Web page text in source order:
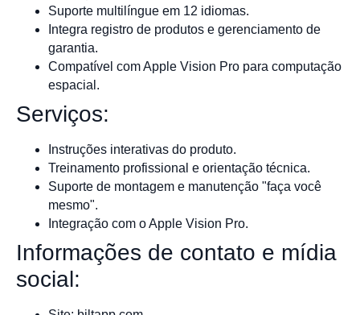
Suporte multilíngue em 12 idiomas.
Integra registro de produtos e gerenciamento de
garantia.
Compatível com Apple Vision Pro para computação
espacial.
Serviços:
Instruções interativas do produto.
Treinamento profissional e orientação técnica.
Suporte de montagem e manutenção "faça você
mesmo".
Integração com o Apple Vision Pro.
Informações de contato e mídia
social: